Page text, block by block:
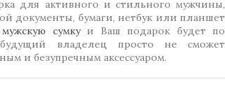
для активного и стильного мужчины,
документы, бумаги, нетбук или планшет
сумкуи Ваш подарок будет по
владелец просто не сможет
и безупречным аксессуаром.